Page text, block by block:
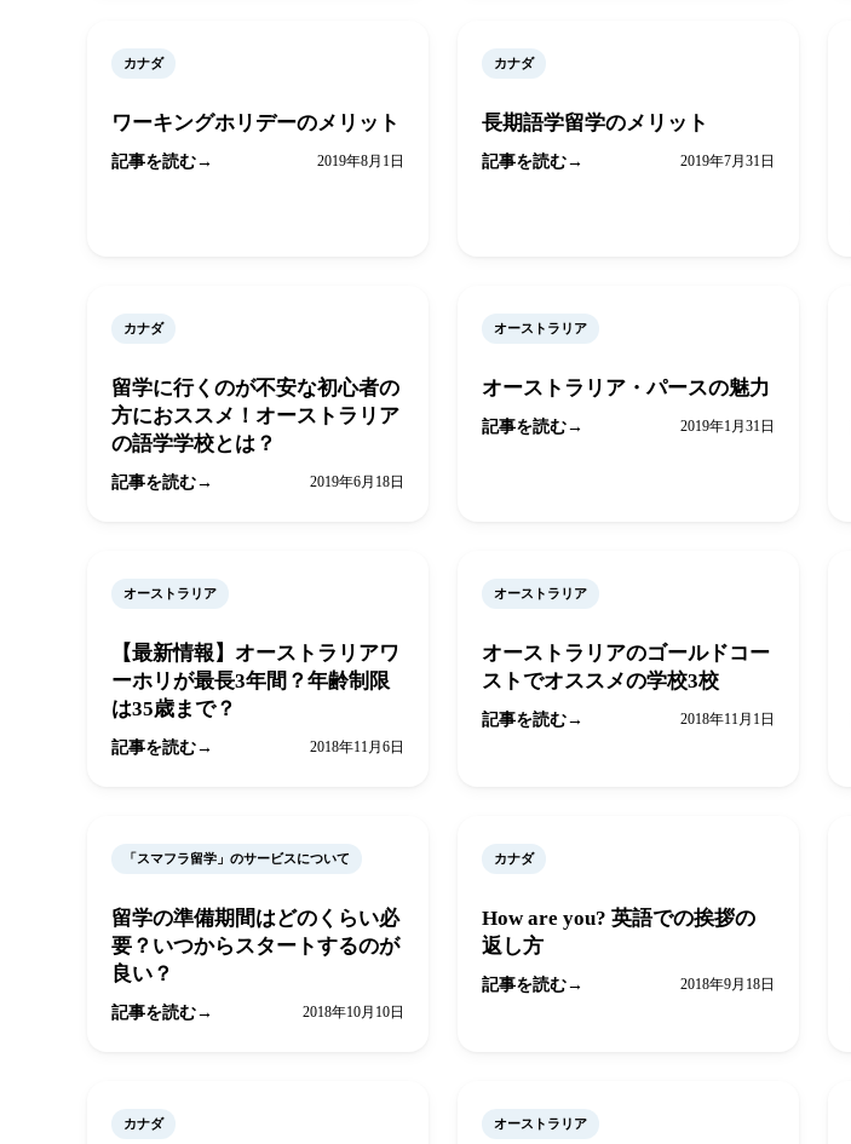
カナダ
ワーキングホリデーのメリット
記事を読む 2019年8月1日
カナダ
長期語学留学のメリット
記事を読む 2019年7月31日
カナダ
留学に行くのが不安な初心者の
方におススメ！オーストラリア
の語学学校とは？
記事を読む 2019年6月18日
オーストラリア
オーストラリア・パースの魅力
記事を読む 2019年1月31日
オーストラリア
【最新情報】オーストラリアワ
ーホリが最長3年間？年齢制限
は35歳まで？
記事を読む 2018年11月6日
オーストラリア
オーストラリアのゴールドコー
ストでオススメの学校3校
記事を読む 2018年11月1日
「スマフラ留学」のサービスについて
留学の準備期間はどのくらい必
要？いつからスタートするのが
良い？
記事を読む 2018年10月10日
カナダ
How are you? 英語での挨拶の
返し方
記事を読む 2018年9月18日
カナダ オーストラリア